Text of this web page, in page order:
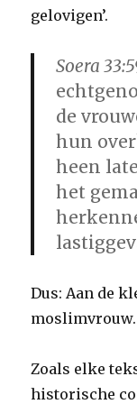
gelovigen’.
Soera
de
hun
heen
het
Dus: Aan de
Zoals elke
historische